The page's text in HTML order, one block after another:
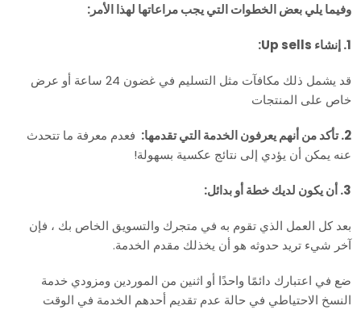
وفيما يلي بعض الخطوات التي يجب مراعاتها لهذا الأمر:
1. إنشاء Up sells:
قد يشمل ذلك مكافآت مثل التسليم في غضون 24 ساعة أو عرض
خاص على المنتجات
2. تأكد من أنهم يعرفون الخدمة التي تقدمها:
فعدم معرفة ما تتحدث
عنه يمكن أن يؤدي إلى نتائج عكسية بسهولة!
3. أن يكون لديك خطة أو بدائل:
بعد كل العمل الذي تقوم به في متجرك والتسويق الخاص بك ، فإن
آخر شيء تريد حدوثه هو أن يخذلك مقدم الخدمة.
ضع في اعتبارك دائمًا واحدًا أو اثنين من الموردين ومزودي خدمة
النسخ الاحتياطي في حالة عدم تقديم أحدهم الخدمة في الوقت